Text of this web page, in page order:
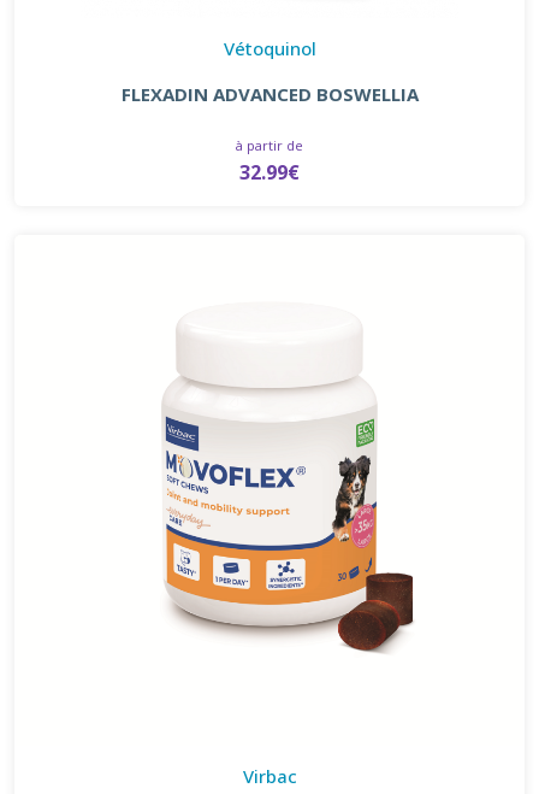
Vétoquinol
FLEXADIN ADVANCED BOSWELLIA
à partir de
32.99€
Virbac